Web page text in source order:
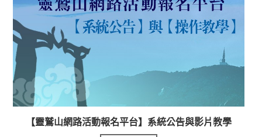
【靈鷲山網路活動報名平台】系統公告與影片教學